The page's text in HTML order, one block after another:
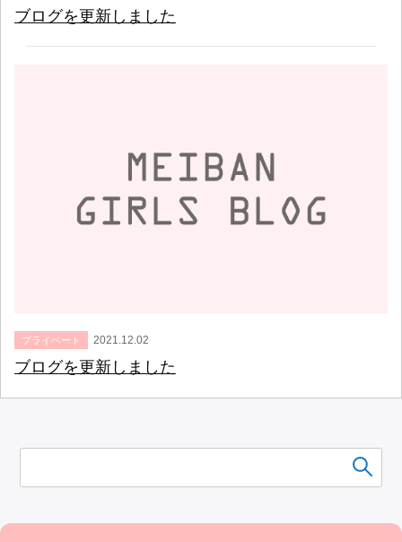
ブログを更新しました
プライベート 2021.12.02
ブログを更新しました